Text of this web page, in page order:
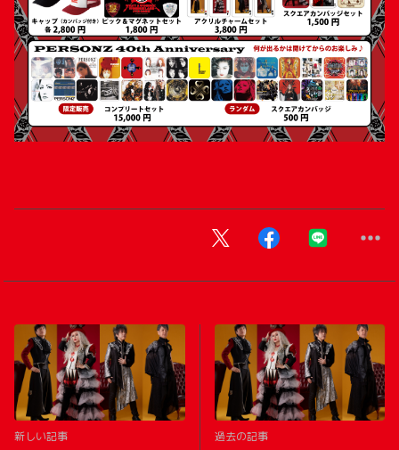
新しい記事 過去の記事